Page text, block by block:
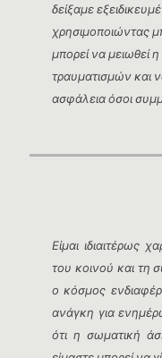
δείξαμε
χρησιμοποιώντας
μπορεί να μειωθεί
τραυματισμών και
ασφάλεια όσοι
Είμαι ιδιαιτέρως
του κοινού και τη
ο κόσμος
ανάγκη για
ότι η σωματική